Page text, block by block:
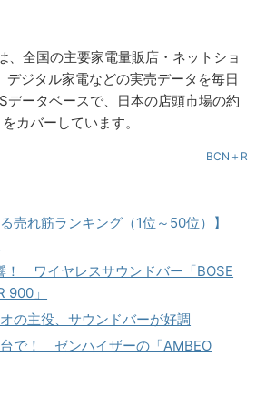
、全国の主要家電量販店・ネットショ
デジタル家電などの実売データを毎日
データベースで、日本の店頭市場の約
カバーしています。
BCN＋R
売れ筋ランキング（1位～50位）】
！ ワイヤレスサウンドバー「BOSE
900」
の主役、サウンドバーが好調
で！ ゼンハイザーの「AMBEO